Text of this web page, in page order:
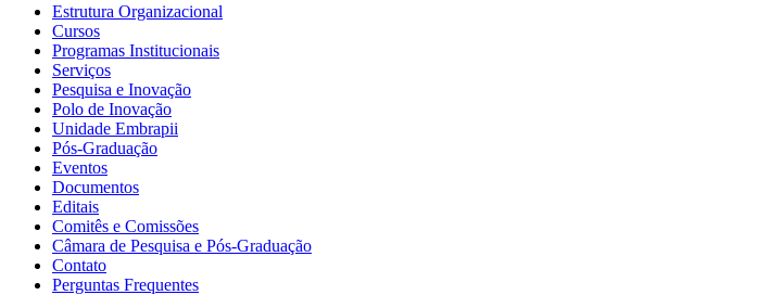
Estrutura Organizacional
Cursos
Programas Institucionais
Serviços
Pesquisa e Inovação
Polo de Inovação
Unidade Embrapii
Pós-Graduação
Eventos
Documentos
Editais
Comitês e Comissões
Câmara de Pesquisa e Pós-Graduação
Contato
Perguntas Frequentes